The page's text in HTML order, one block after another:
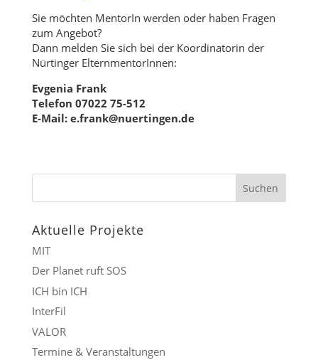
Sie möchten MentorIn werden oder haben Fragen
zum Angebot?
Dann melden Sie sich bei der Koordinatorin der
Nürtinger ElternmentorInnen:
Evgenia Frank
Telefon 07022 75-512
E-Mail: e.frank@nuertingen.de
Aktuelle Projekte
MIT
Der Planet ruft SOS
ICH bin ICH
InterFil
VALOR
Termine & Veranstaltungen